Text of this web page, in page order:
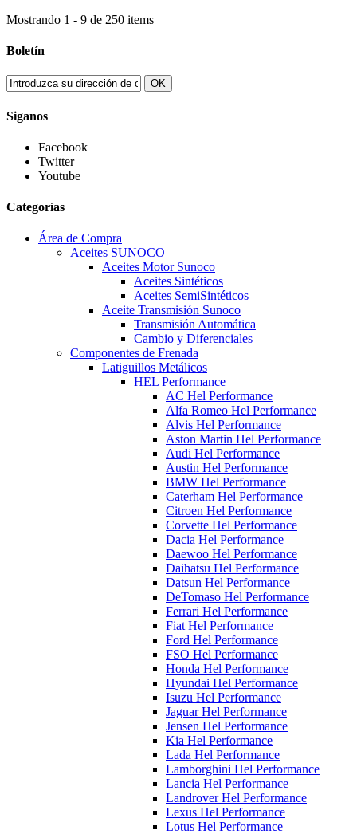
Mostrando 1 - 9 de 250 items
Boletín
OK
Siganos
Facebook
Twitter
Youtube
Categorías
Área de Compra
Aceites SUNOCO
Aceites Motor Sunoco
Aceites Sintéticos
Aceites SemiSintéticos
Aceite Transmisión Sunoco
Transmisión Automática
Cambio y Diferenciales
Componentes de Frenada
Latiguillos Metálicos
HEL Performance
AC Hel Performance
Alfa Romeo Hel Performance
Alvis Hel Performance
Aston Martin Hel Performance
Audi Hel Performance
Austin Hel Performance
BMW Hel Performance
Caterham Hel Performance
Citroen Hel Performance
Corvette Hel Performance
Dacia Hel Performance
Daewoo Hel Performance
Daihatsu Hel Performance
Datsun Hel Performance
DeTomaso Hel Performance
Ferrari Hel Performance
Fiat Hel Performance
Ford Hel Performance
FSO Hel Performance
Honda Hel Performance
Hyundai Hel Performance
Isuzu Hel Performance
Jaguar Hel Performance
Jensen Hel Performance
Kia Hel Performance
Lada Hel Performance
Lamborghini Hel Performance
Lancia Hel Performance
Landrover Hel Performance
Lexus Hel Performance
Lotus Hel Performance